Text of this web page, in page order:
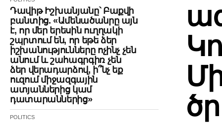
Դավիթ Իշխանյանը՝ Բաքվի
բանտից. «Ամենածանրը այն
է, որ մեր երեսին ուղղակի
շպրտում են, որ եթե ձեր
իշխանությունները ոչինչ չեն
անում և շահագրգիռ չեն
ձեր վերադարձով, ի՞նչ եք
ուզում միջազգային
ատյաններից կամ
դատարաններից»
POLITICS